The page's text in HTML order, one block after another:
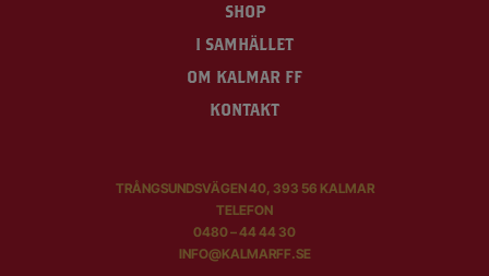
SHOP
I SAMHÄLLET
OM KALMAR FF
KONTAKT
TRÅNGSUNDSVÄGEN 40, 393 56 KALMAR
TELEFON
0480 – 44 44 30
INFO@KALMARFF.SE